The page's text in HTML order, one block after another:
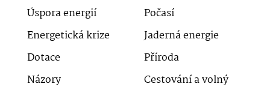
Úspora energií
Počasí
Energetická krize
Jaderná energie
Dotace
Příroda
Názory
Cestování a volný